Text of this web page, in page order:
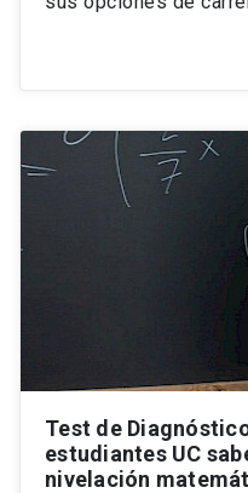
Test de
estudiantes UC
nivelación